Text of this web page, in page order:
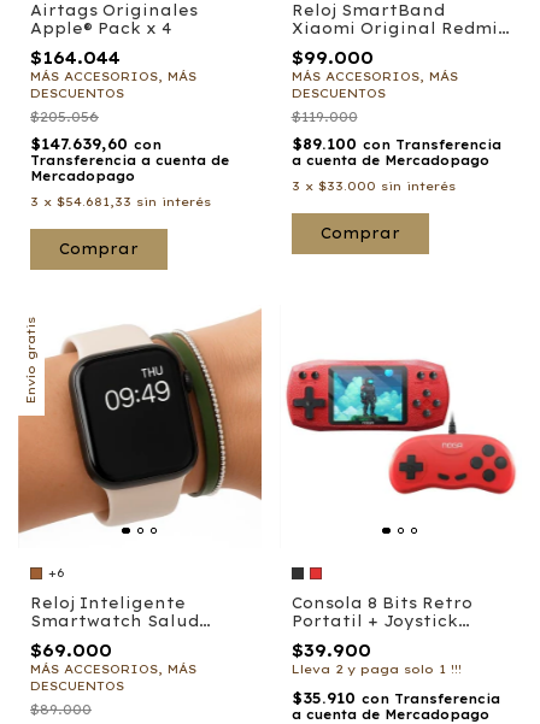
Airtags Originales
Apple® Pack x 4
$164.044
MÁS ACCESORIOS, MÁS
DESCUENTOS
$205.056
$147.639,60 con
Transferencia a cuenta de
Mercadopago
3 x $54.681,33 sin interés
Reloj SmartBand
Xiaomi Original Redmi
2 GL
$99.000
MÁS ACCESORIOS, MÁS
DESCUENTOS
$119.000
$89.100 con Transferencia
a cuenta de Mercadopago
3 x $33.000 sin interés
Envío gratis
+6
Reloj Inteligente
Smartwatch Salud
$69.000
MÁS ACCESORIOS, MÁS
DESCUENTOS
$89.000
Consola 8 Bits Retro
Portatil + Joystick
$39.900
Lleva 2 y paga solo 1 !!!
$35.910 con Transferencia
a cuenta de Mercadopago